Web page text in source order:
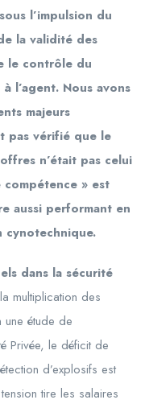
l’impulsion du
la validité des
le contrôle du
l’agent. Nous avons
majeurs
pas vérifié que le
n’était pas celui
» est
aussi performant en
cynotechnique.
dans la sécurité
multiplication des
une étude de
Privée, le déficit de
d’explosifs est
tire les salaires